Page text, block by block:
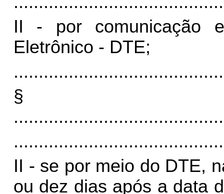
II - por comunicação
Eletrônico - DTE;
§
II - se por meio do DTE,
ou dez dias após a data